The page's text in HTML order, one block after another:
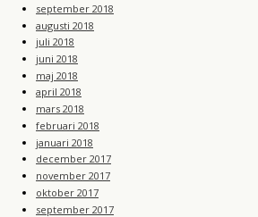
september 2018
augusti 2018
juli 2018
juni 2018
maj 2018
april 2018
mars 2018
februari 2018
januari 2018
december 2017
november 2017
oktober 2017
september 2017